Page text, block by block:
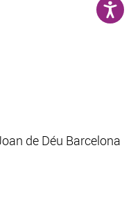
de Déu Barcelona